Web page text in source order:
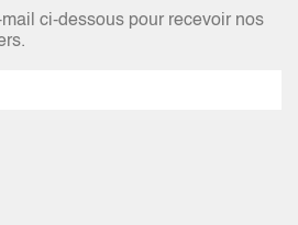
ci-dessous pour recevoir nos